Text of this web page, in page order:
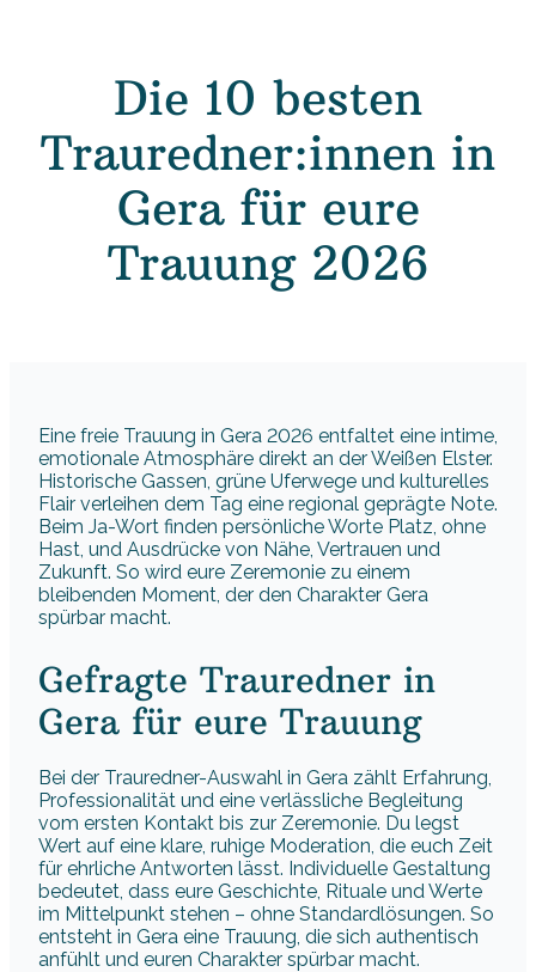
Die 10 besten
Trauredner:innen in
Gera für eure
Trauung 2026
Eine freie Trauung in Gera 2026 entfaltet eine intime,
emotionale Atmosphäre direkt an der Weißen Elster.
Historische Gassen, grüne Uferwege und kulturelles
Flair verleihen dem Tag eine regional geprägte Note.
Beim Ja-Wort finden persönliche Worte Platz, ohne
Hast, und Ausdrücke von Nähe, Vertrauen und
Zukunft. So wird eure Zeremonie zu einem
bleibenden Moment, der den Charakter Gera
spürbar macht.
Gefragte Trauredner in
Gera für eure Trauung
Bei der Trauredner-Auswahl in Gera zählt Erfahrung,
Professionalität und eine verlässliche Begleitung
vom ersten Kontakt bis zur Zeremonie. Du legst
Wert auf eine klare, ruhige Moderation, die euch Zeit
für ehrliche Antworten lässt. Individuelle Gestaltung
bedeutet, dass eure Geschichte, Rituale und Werte
im Mittelpunkt stehen – ohne Standardlösungen. So
entsteht in Gera eine Trauung, die sich authentisch
anfühlt und euren Charakter spürbar macht.